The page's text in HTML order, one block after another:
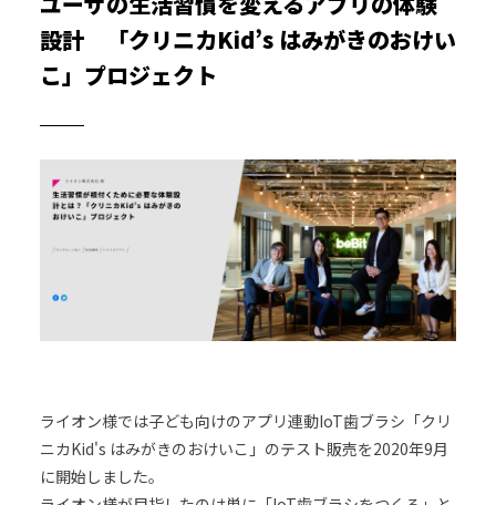
設計 「クリニカKid’s はみがきのおけい
こ」プロジェクト
ライオン様では子ども向けのアプリ連動IoT歯ブラシ「クリ
ニカKid's はみがきのおけいこ」のテスト販売を2020年9月
に開始しました。